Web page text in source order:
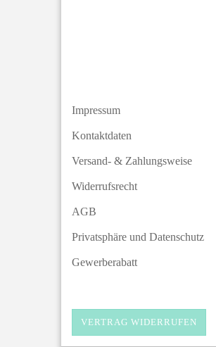
Impressum
Kontaktdaten
Versand- & Zahlungsweise
Widerrufsrecht
AGB
Privatsphäre und Datenschutz
Gewerberabatt
VERTRAG WIDERRUFEN